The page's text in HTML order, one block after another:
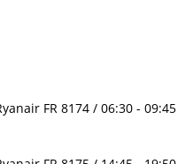
FR 8174 / 06:30 - 09:45